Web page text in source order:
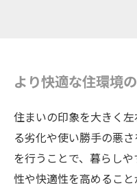
より快適な住環境
住まいの印象を大きく
る劣化や使い勝手の悪
を行うことで、暮らし
性や快適性を高めるこ